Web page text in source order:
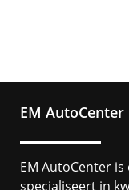
EM AutoCenter
EM AutoCenter is
specialiseert in